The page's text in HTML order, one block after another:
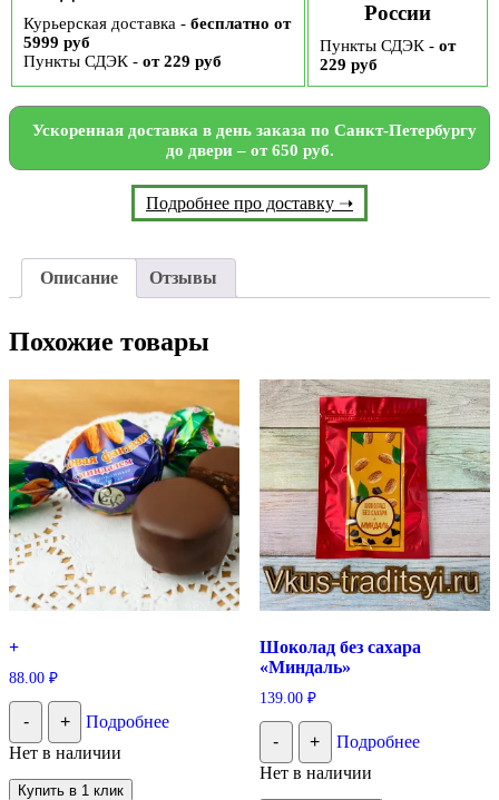
Курьерская доставка - бесплатно от
5999 руб
Пункты СДЭК - от 229 руб
России
Пункты СДЭК - от
229 руб
Ускоренная доставка в день заказа по Санкт-Петербургу
до двери – от 650 руб.
Подробнее про доставку ➝
Описание Отзывы
Похожие товары
+
88.00 ₽
- +
Подробнее
Нет в наличии
Купить в 1 клик
Шоколад без сахара
«Миндаль»
139.00 ₽
- +
Подробнее
Нет в наличии